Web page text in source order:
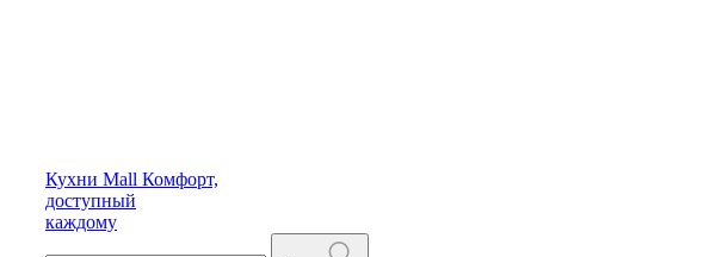
Кухни Mall Комфорт,
доступный
каждому